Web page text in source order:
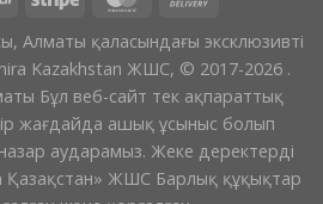
Алматы қаласындағы эксклюзивті
Kazakhstan ЖШС, © 2017-2026 .
Бұл веб-сайт тек ақпараттық
жағдайда ашық ұсыныс болып
аударамыз. Жеке деректерді
Қазақстан» ЖШС Барлық құқықтар